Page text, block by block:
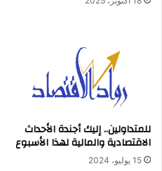
للمتداولين.. إليك أجندة الأحداث
الاقتصادية والمالية لهذا الأسبوع
15 يوليو، 2024